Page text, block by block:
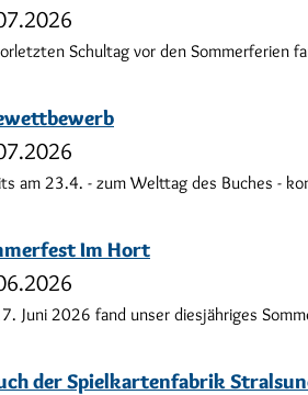
Schultag vor den Sommerferien
am 23.4. - zum Welttag des Buches -
Im Hort
Juni 2026 fand unser diesjähriges
der Spielkartenfabrik